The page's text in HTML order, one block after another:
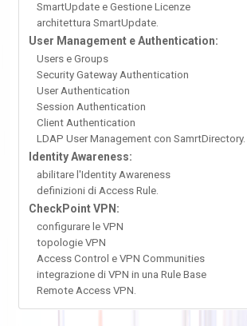
SmartUpdate e Gestione Licenze
architettura SmartUpdate.
User Management e Authentication:
Users e Groups
Security Gateway Authentication
User Authentication
Session Authentication
Client Authentication
LDAP User Management con SamrtDirectory.
Identity Awareness:
abilitare l'Identity Awareness
definizioni di Access Rule.
CheckPoint VPN:
configurare le VPN
topologie VPN
Access Control e VPN Communities
integrazione di VPN in una Rule Base
Remote Access VPN.